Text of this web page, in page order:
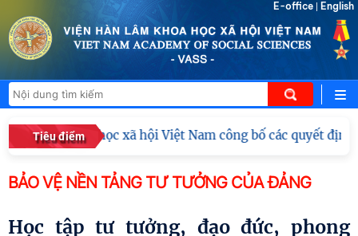
E-office English
Tiêu điểm
lâm Khoa học xã hội Việt Nam công bố các quyết định về
BẢO VỆ NỀN TẢNG TƯ TƯỞNG CỦA ĐẢNG
Học tập tư tưởng, đạo đức, phong